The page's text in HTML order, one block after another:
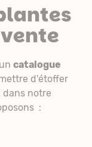
catalogue
d'étoffer
dans notre
: